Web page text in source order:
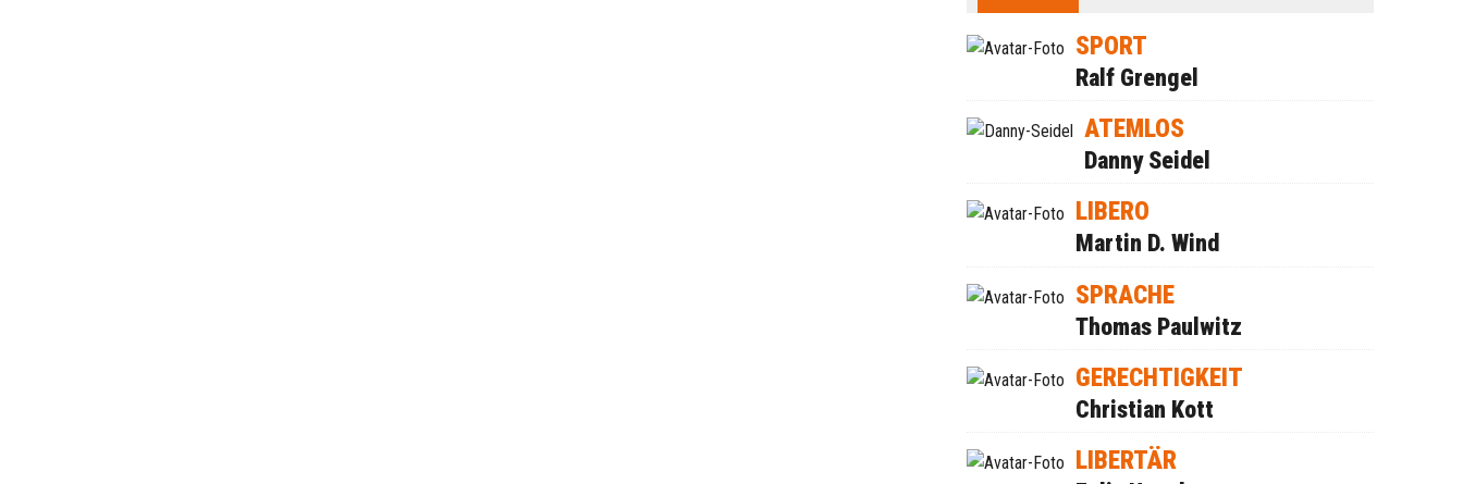
SPORT
Ralf Grengel
ATEMLOS
Danny Seidel
LIBERO
Martin D. Wind
SPRACHE
Thomas Paulwitz
GERECHTIGKEIT
Christian Kott
LIBERTÄR